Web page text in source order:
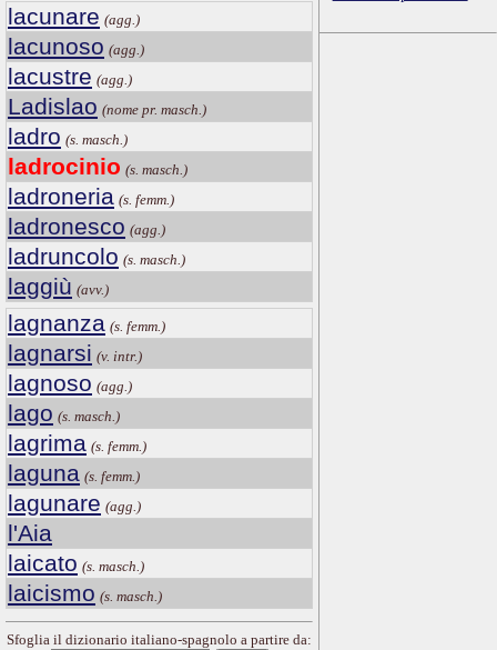
lacunare (agg.)
lacunoso (agg.)
lacustre (agg.)
Ladislao (nome pr. masch.)
ladro (s. masch.)
ladrocinio (s. masch.)
ladroneria (s. femm.)
ladronesco (agg.)
ladruncolo (s. masch.)
laggiù (avv.)
lagnanza (s. femm.)
lagnarsi (v. intr.)
lagnoso (agg.)
lago (s. masch.)
lagrima (s. femm.)
laguna (s. femm.)
lagunare (agg.)
l'Aia
laicato (s. masch.)
laicismo (s. masch.)
Sfoglia il dizionario italiano-spagnolo a partire da: